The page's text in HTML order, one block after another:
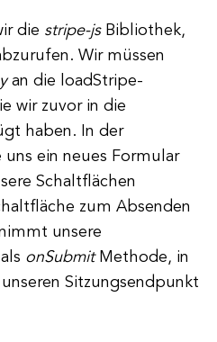
die stripe-jsBibliothek,
Wir müssen
an die loadStripe-
wir zuvor in die
haben. In der
uns ein neues Formular
Schaltflächen
zum Absenden
unsere
onSubmitMethode, in
Sitzungsendpunkt